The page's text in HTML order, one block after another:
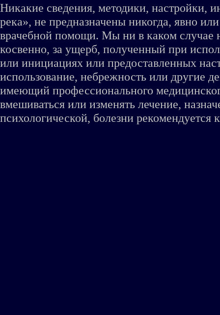
Никакие сведения, методики, настройки,
река», не предназначены никогда, явно
врачебной помощи. Мы ни в каком случае
косвенно, за ущерб, полученный при
или инициациях или предоставленных
использование, небрежность или другие
имеющий профессионального
вмешиваться или изменять лечение,
психологической, болезни рекомендуется